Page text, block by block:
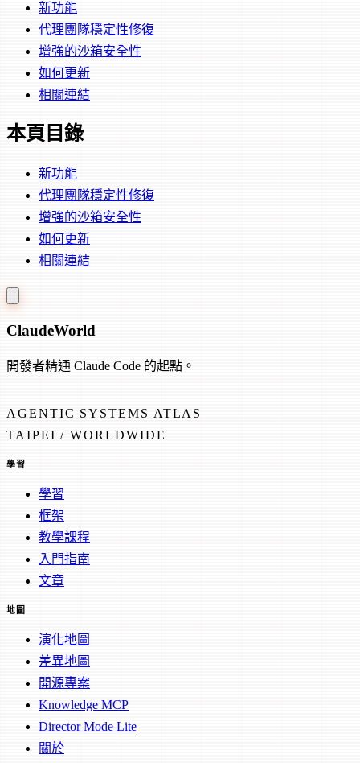
新功能
代理團隊穩定性修復
增強的沙箱安全性
如何更新
相關連結
本頁目錄
新功能
代理團隊穩定性修復
增強的沙箱安全性
如何更新
相關連結
ClaudeWorld
開發者精通 Claude Code 的起點。
AGENTIC SYSTEMS ATLAS
TAIPEI / WORLDWIDE
學習
學習
框架
教學課程
入門指南
文章
地圖
演化地圖
差異地圖
開源專案
Knowledge MCP
Director Mode Lite
關於